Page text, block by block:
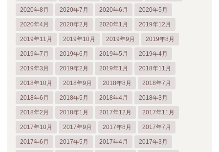
2020年8月 2020年7月 2020年6月 2020年5月
2020年4月 2020年2月 2020年1月 2019年12月
2019年11月 2019年10月 2019年9月 2019年8月
2019年7月 2019年6月 2019年5月 2019年4月
2019年3月 2019年2月 2019年1月 2018年11月
2018年10月 2018年9月 2018年8月 2018年7月
2018年6月 2018年5月 2018年4月 2018年3月
2018年2月 2018年1月 2017年12月 2017年11月
2017年10月 2017年9月 2017年8月 2017年7月
2017年6月 2017年5月 2017年4月 2017年3月